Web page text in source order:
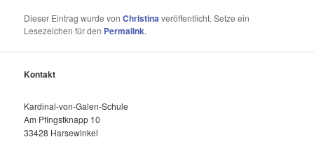
Dieser Eintrag wurde vonChristina veröffentlicht. Setze ein
Lesezeichen für den Permalink.
Kontakt
Kardinal-von-Galen-Schule
Am Pfingstknapp 10
33428 Harsewinkel